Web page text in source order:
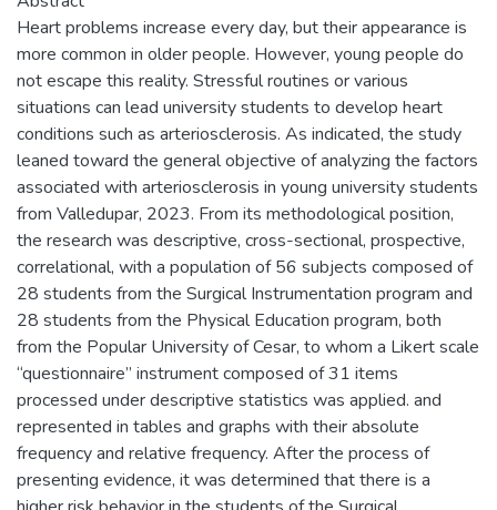
Heart problems increase every day, but their appearance is
more common in older people. However, young people do
not escape this reality. Stressful routines or various
situations can lead university students to develop heart
conditions such as arteriosclerosis. As indicated, the study
leaned toward the general objective of analyzing the factors
associated with arteriosclerosis in young university students
from Valledupar, 2023. From its methodological position,
the research was descriptive, cross-sectional, prospective,
correlational, with a population of 56 subjects composed of
28 students from the Surgical Instrumentation program and
28 students from the Physical Education program, both
from the Popular University of Cesar, to whom a Likert scale
“questionnaire” instrument composed of 31 items
processed under descriptive statistics was applied. and
represented in tables and graphs with their absolute
frequency and relative frequency. After the process of
presenting evidence, it was determined that there is a